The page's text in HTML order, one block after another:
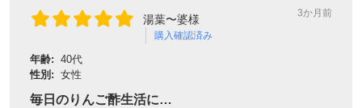
湯葉〜婆様
購入確認済み
3か月前
年齢: 40代
性別: 女性
毎日のりんご酢生活に…